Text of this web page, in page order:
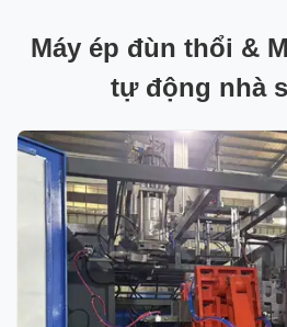
Máy ép đùn thổi &
tự động nhà